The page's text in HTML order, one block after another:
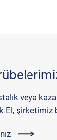
veya
El,